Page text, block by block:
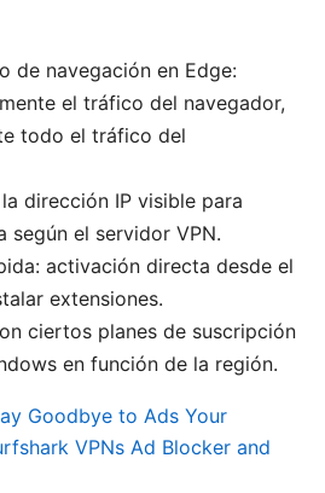
de navegación en Edge:
el tráfico del navegador,
todo el tráfico del
dirección IP visible para
según el servidor VPN.
activación directa desde el
extensiones.
ciertos planes de suscripción
en función de la región.
Goodbye to Ads Your
VPNs Ad Blocker and